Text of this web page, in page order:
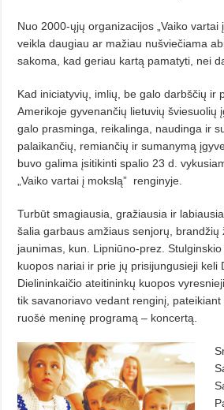
Nuo 2000-ųjų organizacijos „Vaiko vartai
veikla daugiau ar mažiau nušviečiama
sakoma, kad geriau kartą pamatyti, nei
Kad iniciatyvių, imlių, be galo darbščių ir
Amerikoje gyvenančių lietuvių šviesuolių
galo prasminga, reikalinga, naudinga ir
palaikančių, remiančių ir sumanymą
buvo galima įsitikinti spalio 23 d.
„Vaiko vartai į mokslą” renginyje.
Turbūt smagiausia, gražiausia ir
šalia garbaus amžiaus senjorų, brandžių
jaunimas, kun. Lipniūno-prez.
kuopos nariai ir prie jų prisijungusieji keli
Dielininkaičio ateitininkų kuopos
tik savanoriavo vedant renginį,
ruošė meninę programą – koncertą.